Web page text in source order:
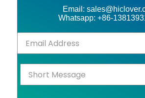
Email:
Whatsapp: +86-